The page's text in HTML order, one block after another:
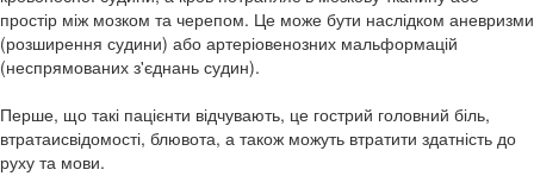
простір між мозком та черепом. Це може бути наслідком аневризми
(розширення судини) або артеріовенозних мальформацій
(неспрямованих з'єднань судин).
Перше, що такі пацієнти відчувають, це гострий головний біль,
втратаисвідомості, блювота, а також можуть втратити здатність до
руху та мови.